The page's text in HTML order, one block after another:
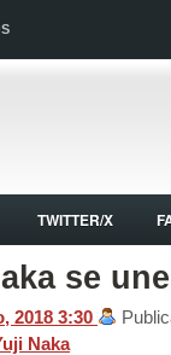
TWITTER/X
se
2018 3:30
Naka